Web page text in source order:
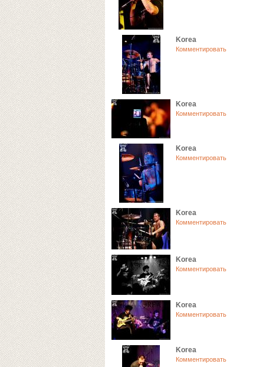
Korea
Комментировать
Korea
Комментировать
Korea
Комментировать
Korea
Комментировать
Korea
Комментировать
Korea
Комментировать
Korea
Комментировать